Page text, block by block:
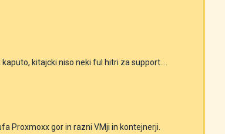
kitajcki niso neki ful hitri za support....
Proxmoxx gor in razni VMji in kontejnerji.